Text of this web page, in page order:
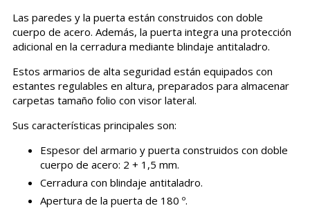
Las paredes y la puerta están construidos con doble
cuerpo de acero. Además, la puerta integra una protección
adicional en la cerradura mediante blindaje antitaladro.
Estos armarios de alta seguridad están equipados con
estantes regulables en altura, preparados para almacenar
carpetas tamaño folio con visor lateral.
Sus características principales son:
Espesor del armario y puerta construidos con doble
cuerpo de acero: 2 + 1,5 mm.
Cerradura con blindaje antitaladro.
Apertura de la puerta de 180 º.